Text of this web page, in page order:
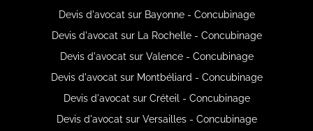
Devis d'avocat sur Bayonne - Concubinage
Devis d'avocat sur La Rochelle - Concubinage
Devis d'avocat sur Valence - Concubinage
Devis d'avocat sur Montbéliard - Concubinage
Devis d'avocat sur Créteil - Concubinage
Devis d'avocat sur Versailles - Concubinage